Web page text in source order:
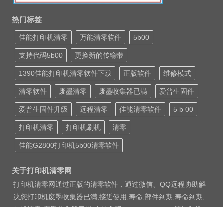
热门标签
佳能打印机清零 万能清零软件 5b00
支持代码5b00 更换新的传输带
1390佳能打印机清零软件下载 正版软件 维修模式
清零软件 废墨清零 废墨收集器已满 爱普生固件
爱普生固件升级 远程清零 佳能清零软件 5 b 00
打印机清零 打印机刷机 清零
佳能G2800打印机5b00清零软件
关于打印机清零网
打印机清零网通过正版的清零软件，通过微信、QQ远程协助解
决您打印机废墨收集器已满,接近使用,寿命,部件到期,寿命到期,